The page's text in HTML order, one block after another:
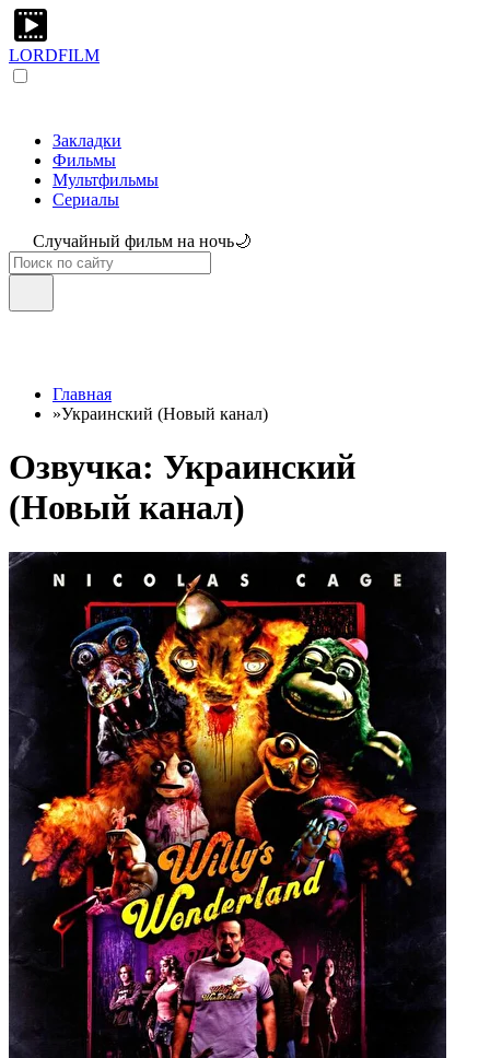
LORDFILM
Закладки
Фильмы
Мультфильмы
Сериалы
Случайный фильм на ночь🌙
Главная
»Украинский (Новый канал)
Озвучка: Украинский
(Новый канал)